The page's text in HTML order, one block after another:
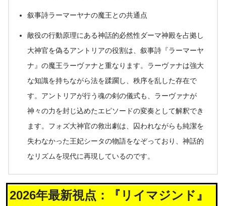
叙事詩ラーマーヤナの魔王との共通点
敵役の行動原理にある神話的必然性ダーマ神殿を占拠し
大神官を偽るアントリアの役割は、叙事詩『ラーマーヤ
ナ』の魔王ラーヴァナと重なります。ラーヴァナは強大
な知識を持ちながら法を蹂躙し、秩序を乱した存在で
す。アントリアが行う魂の剣の儀式も、ラーヴァナが
神々の力を封じ込めたエピソードの変奏として解釈でき
ます。フォズ大神官の救出劇は、囚われながらも純潔を
失わなかった王妃シータの物語をなぞっており、神話的
なリズムを現代に再現しているのです。
2026年最新視点：『リイマジンド』